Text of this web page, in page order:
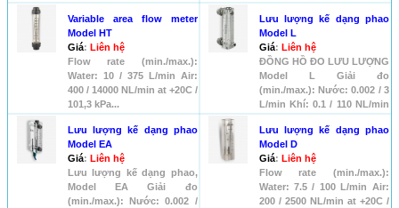
Variable area flow meter
Model HT
Giá: Liên hệ
Flow rate (min./max.):
Water: 10 / 375 L/min Air:
400 / 14000 NL/min at +20C /
101,3 kPa...
Lưu lượng kế dạng phao
Model L
Giá: Liên hệ
ĐỒNG HỒ ĐO LƯU LƯỢNG
Model L Giải đo
(min./max.): Nước: 0.002 / 3
L/min Khí: 0.1 / 110 NL/min
Lưu lượng kế dạng phao
Model EA
Giá: Liên hệ
Lưu lượng kế dạng phao,
Model EA Giải đo
(min./max.): Nước: 0.002 /
Lưu lượng kế dạng phao
Model D
Giá: Liên hệ
Flow rate (min./max.):
Water: 7.5 / 100 L/min Air:
200 / 2500 NL/min at +20C /